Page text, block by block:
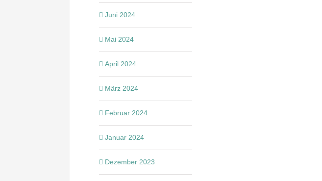
Juni 2024
Mai 2024
April 2024
März 2024
Februar 2024
Januar 2024
Dezember 2023